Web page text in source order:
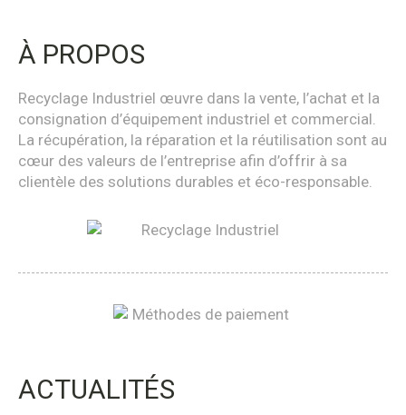
À PROPOS
Recyclage Industriel œuvre dans la vente, l’achat et la
consignation d’équipement industriel et commercial.
La récupération, la réparation et la réutilisation sont au
cœur des valeurs de l’entreprise afin d’offrir à sa
clientèle des solutions durables et éco-responsable.
ACTUALITÉS